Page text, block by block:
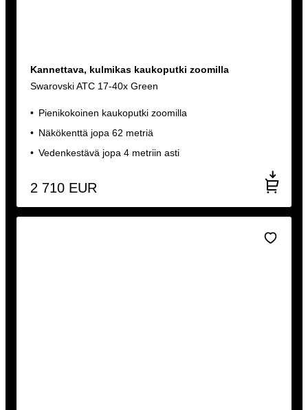
Kannettava, kulmikas kaukoputki zoomilla
Swarovski ATC 17-40x Green
Pienikokoinen kaukoputki zoomilla
Näkökenttä jopa 62 metriä
Vedenkestävä jopa 4 metriin asti
2 710 EUR